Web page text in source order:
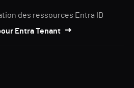
des ressources Entra ID
Entra Tenant